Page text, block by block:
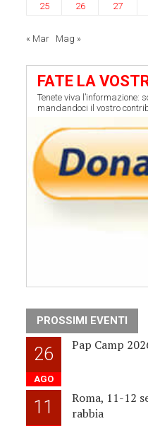
25
26 27
« Mar Mag »
FATE LA
Tenete viva l’informazione:
mandandoci il vostro
PROSSIMI EVENTI
26
AGO
Pap Camp
11
Roma, 11-12
rabbia